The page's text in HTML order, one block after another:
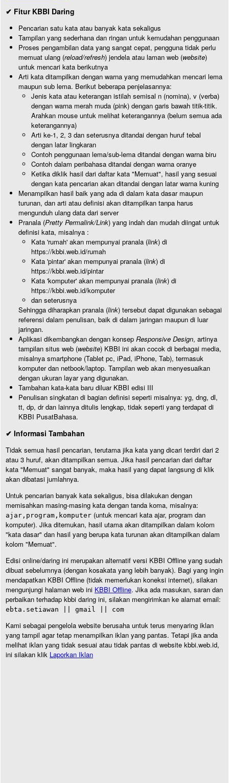
✔ Fitur KBBI Daring
Pencarian satu kata atau banyak kata sekaligus
Tampilan yang sederhana dan ringan untuk kemudahan penggunaan
Proses pengambilan data yang sangat cepat, pengguna tidak perlu
memuat ulang (reload/refresh) jendela atau laman web (website)
untuk mencari kata berikutnya
Arti kata ditampilkan dengan warna yang memudahkan mencari lema
maupun sub lema. Berikut beberapa penjelasannya:
Jenis kata atau keterangan istilah semisal n (nomina), v (verba)
dengan warna merah muda (pink) dengan garis bawah titik-titik.
Arahkan mouse untuk melihat keterangannya (belum semua ada
keterangannya)
Arti ke-1, 2, 3 dan seterusnya ditandai dengan huruf tebal
dengan latar lingkaran
Contoh penggunaan lema/sub-lema ditandai dengan warna biru
Contoh dalam peribahasa ditandai dengan warna oranye
Ketika diklik hasil dari daftar kata "Memuat", hasil yang sesuai
dengan kata pencarian akan ditandai dengan latar warna kuning
Menampilkan hasil baik yang ada di dalam kata dasar maupun
turunan, dan arti atau definisi akan ditampilkan tanpa harus
mengunduh ulang data dari server
Pranala (Pretty Permalink/Link) yang indah dan mudah diingat untuk
definisi kata, misalnya :
Kata 'rumah' akan mempunyai pranala (link) di
https://kbbi.web.id/rumah
Kata 'pintar' akan mempunyai pranala (link) di
https://kbbi.web.id/pintar
Kata 'komputer' akan mempunyai pranala (link) di
https://kbbi.web.id/komputer
dan seterusnya
Sehingga diharapkan pranala (link) tersebut dapat digunakan sebagai
referensi dalam penulisan, baik di dalam jaringan maupun di luar
jaringan.
Aplikasi dikembangkan dengan konsep Responsive Design, artinya
tampilan situs web (website) KBBI ini akan cocok di berbagai media,
misalnya smartphone (Tablet pc, iPad, iPhone, Tab), termasuk
komputer dan netbook/laptop. Tampilan web akan menyesuaikan
dengan ukuran layar yang digunakan.
Tambahan kata-kata baru diluar KBBI edisi III
Penulisan singkatan di bagian definisi seperti misalnya: yg, dng, dl,
tt, dp, dr dan lainnya ditulis lengkap, tidak seperti yang terdapat di
KBBI PusatBahasa.
✔ Informasi Tambahan
Tidak semua hasil pencarian, terutama jika kata yang dicari terdiri dari 2
atau 3 huruf, akan ditampilkan semua. Jika hasil pencarian dari daftar
kata "Memuat" sangat banyak, maka hasil yang dapat langsung di klik
akan dibatasi jumlahnya.
Untuk pencarian banyak kata sekaligus, bisa dilakukan dengan
memisahkan masing-masing kata dengan tanda koma, misalnya:
ajar,program,komputer (untuk mencari kata ajar, program dan
komputer). Jika ditemukan, hasil utama akan ditampilkan dalam kolom
"kata dasar" dan hasil yang berupa kata turunan akan ditampilkan dalam
kolom "Memuat".
Edisi online/daring ini merupakan alternatif versi KBBI Offline yang sudah
dibuat sebelumnya (dengan kosakata yang lebih banyak). Bagi yang ingin
mendapatkan KBBI Offline (tidak memerlukan koneksi internet), silakan
mengunjungi halaman web ini KBBI Offline. Jika ada masukan, saran dan
perbaikan terhadap kbbi daring ini, silakan mengirimkan ke alamat email:
ebta.setiawan || gmail || com
Kami sebagai pengelola website berusaha untuk terus menyaring iklan
yang tampil agar tetap menampilkan iklan yang pantas. Tetapi jika anda
melihat iklan yang tidak sesuai atau tidak pantas di website kbbi.web.id,
ini silakan klik Laporkan Iklan